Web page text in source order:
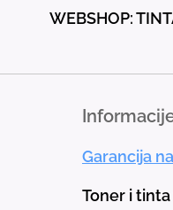
WEBSHOP:
Garancija
Toner i